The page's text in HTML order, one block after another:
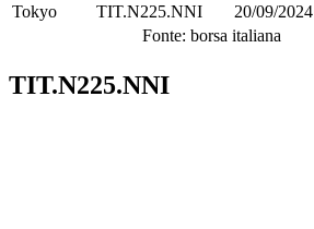
Tokyo
TIT.N225.NNI 20/09/2024
Fonte: borsa italiana
TIT.N225.NNI